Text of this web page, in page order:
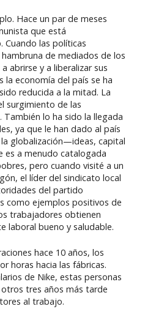
Hace un par de meses
que está
Cuando las políticas
de mediados de los
abrirse y a liberalizar sus
la economía del país se ha
reducida a la mitad. La
surgimiento de las
lo ha sido la llegada
ya que le han dado al país
globalización—ideas, capital
es a menudo catalogada
pero cuando visité a un
el líder del sindicato local
del partido
como ejemplos positivos de
trabajadores obtienen
laboral bueno y saludable.
hace 10 años, los
horas hacia las fábricas.
de Nike, estas personas
tres años más tarde
al trabajo.